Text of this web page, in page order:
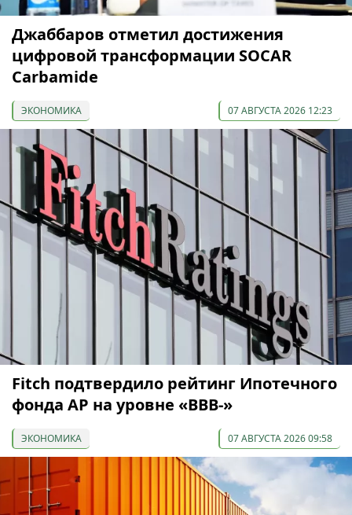
Джаббаров отметил достижения
цифровой трансформации SOCAR
Carbamide
ЭКОНОМИКА 07 АВГУСТА 2026 12:23
Fitch подтвердило рейтинг Ипотечного
фонда АР на уровне «BBB-»
ЭКОНОМИКА 07 АВГУСТА 2026 09:58